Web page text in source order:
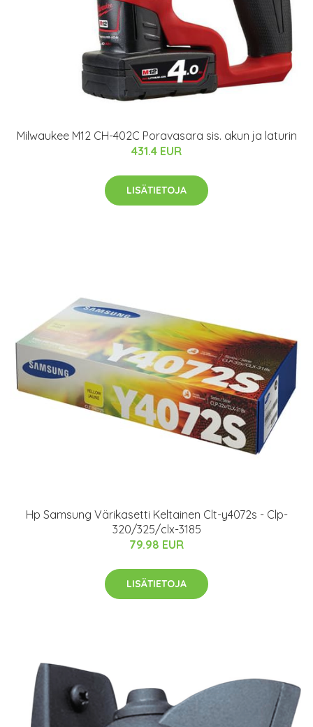
Milwaukee M12 CH-402C Poravasara sis. akun ja laturin
431.4 EUR
LISÄTIETOJA
Hp Samsung Värikasetti Keltainen Clt-y4072s - Clp-
320/325/clx-3185
79.98 EUR
LISÄTIETOJA